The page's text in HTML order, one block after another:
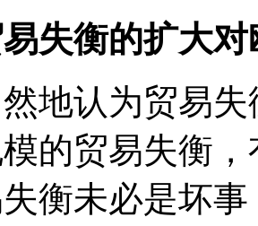
失衡的扩大
地认为贸易
的贸易失衡
衡未必是坏